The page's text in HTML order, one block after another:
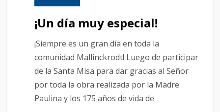
¡Un día muy especial!
¡Siempre es un gran día en toda la
comunidad Mallinckrodt! Luego de participar
de la Santa Misa para dar gracias al Señor
por toda la obra realizada por la Madre
Paulina y los 175 años de vida de